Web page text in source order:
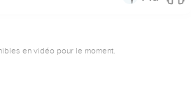
en vidéo pour le moment.